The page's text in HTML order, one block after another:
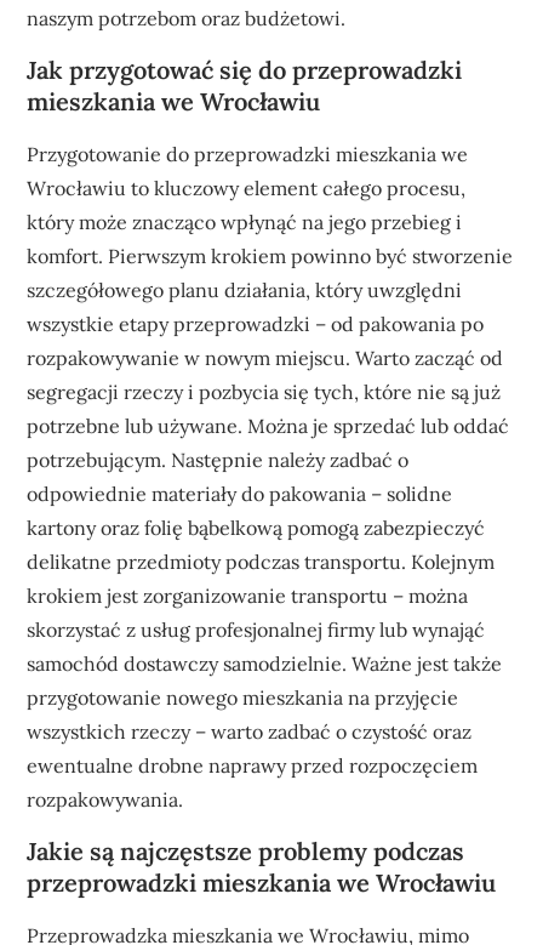
naszym potrzebom oraz budżetowi.
Jak przygotować się do przeprowadzki
mieszkania we Wrocławiu
Przygotowanie do przeprowadzki mieszkania we
Wrocławiu to kluczowy element całego procesu,
który może znacząco wpłynąć na jego przebieg i
komfort. Pierwszym krokiem powinno być stworzenie
szczegółowego planu działania, który uwzględni
wszystkie etapy przeprowadzki – od pakowania po
rozpakowywanie w nowym miejscu. Warto zacząć od
segregacji rzeczy i pozbycia się tych, które nie są już
potrzebne lub używane. Można je sprzedać lub oddać
potrzebującym. Następnie należy zadbać o
odpowiednie materiały do pakowania – solidne
kartony oraz folię bąbelkową pomogą zabezpieczyć
delikatne przedmioty podczas transportu. Kolejnym
krokiem jest zorganizowanie transportu – można
skorzystać z usług profesjonalnej firmy lub wynająć
samochód dostawczy samodzielnie. Ważne jest także
przygotowanie nowego mieszkania na przyjęcie
wszystkich rzeczy – warto zadbać o czystość oraz
ewentualne drobne naprawy przed rozpoczęciem
rozpakowywania.
Jakie są najczęstsze problemy podczas
przeprowadzki mieszkania we Wrocławiu
Przeprowadzka mieszkania we Wrocławiu, mimo